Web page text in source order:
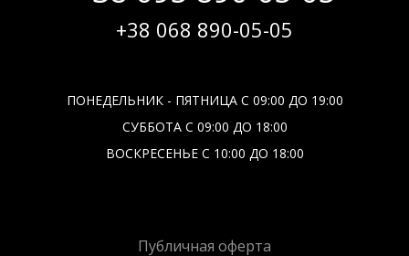
+38 068 890-05-05
ПОНЕДЕЛЬНИК - ПЯТНИЦА С 09:00 ДО 19:00
СУББОТА С 09:00 ДО 18:00
ВОСКРЕСЕНЬЕ С 10:00 ДО 18:00
Публичная оферта